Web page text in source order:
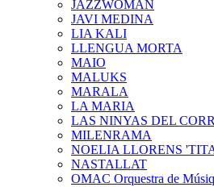
JAZZWOMAN
JAVI MEDINA
LIA KALI
LLENGUA MORTA
MAIO
MALUKS
MARALA
LA MARIA
LAS NINYAS DEL
MILENRAMA
NOELIA LLORENS
NASTALLAT
OMAC Orquestra de